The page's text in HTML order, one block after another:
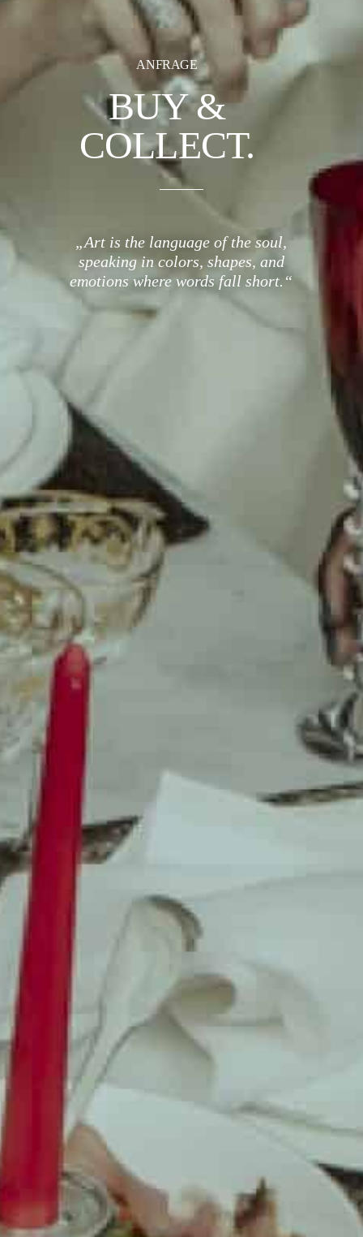
ANFRAGE
BUY &
COLLECT.
„Art is the language of the soul,
speaking in colors, shapes, and
emotions where words fall short.“